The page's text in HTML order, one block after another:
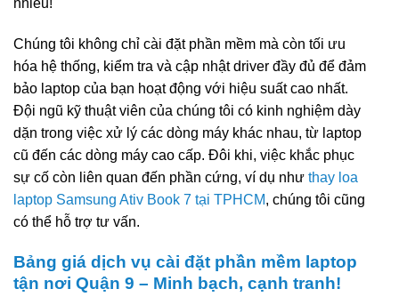
nhiều!
Chúng tôi không chỉ cài đặt phần mềm mà còn tối ưu
hóa hệ thống, kiểm tra và cập nhật driver đầy đủ để đảm
bảo laptop của bạn hoạt động với hiệu suất cao nhất.
Đội ngũ kỹ thuật viên của chúng tôi có kinh nghiệm dày
dặn trong việc xử lý các dòng máy khác nhau, từ laptop
cũ đến các dòng máy cao cấp. Đôi khi, việc khắc phục
sự cố còn liên quan đến phần cứng, ví dụ như thay loa
laptop Samsung Ativ Book 7 tại TPHCM, chúng tôi cũng
có thể hỗ trợ tư vấn.
Bảng giá dịch vụ cài đặt phần mềm laptop
tận nơi Quận 9 – Minh bạch, cạnh tranh!